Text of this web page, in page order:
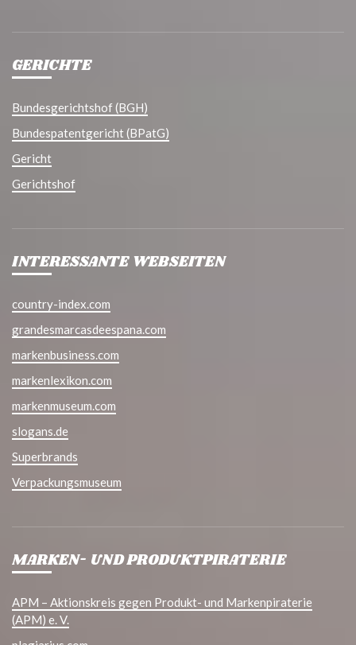
GERICHTE
Bundesgerichtshof (BGH)
Bundespatentgericht (BPatG)
Gericht
Gerichtshof
INTERESSANTE WEBSEITEN
country-index.com
grandesmarcasdeespana.com
markenbusiness.com
markenlexikon.com
markenmuseum.com
slogans.de
Superbrands
Verpackungsmuseum
MARKEN- UND PRODUKTPIRATERIE
APM – Aktionskreis gegen Produkt- und Markenpiraterie
(APM) e. V.